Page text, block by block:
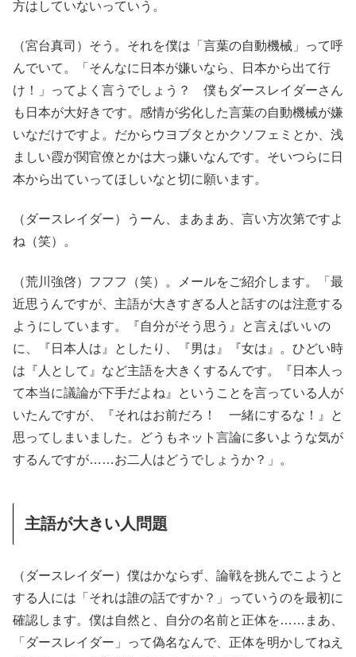
方はしていないっていう。
（宮台真司）そう。それを僕は「言葉の自動機械」って呼
んでいて。「そんなに日本が嫌いなら、日本から出て行
け！」ってよく言うでしょう？ 僕もダースレイダーさん
も日本が大好きです。感情が劣化した言葉の自動機械が嫌
いなだけですよ。だからウヨブタとかクソフェミとか、浅
ましい霞が関官僚とかは大っ嫌いなんです。そいつらに日
本から出ていってほしいなと切に願います。
（ダースレイダー）うーん、まあまあ、言い方次第ですよ
ね（笑）。
（荒川強啓）フフフ（笑）。メールをご紹介します。「最
近思うんですが、主語が大きすぎる人と話すのは注意する
ようにしています。『自分がそう思う』と言えばいいの
に、『日本人は』としたり、『男は』『女は』。ひどい時
は『人として』など主語を大きくするんです。『日本人っ
て本当に議論が下手だよね』ということを言っている人が
いたんですが、『それはお前だろ！ 一緒にするな！』と
思ってしまいました。どうもネット言論に多いような気が
するんですが……お二人はどうでしょうか？」。
主語が大きい人問題
（ダースレイダー）僕はかならず、論戦を挑んでこようと
する人には「それは誰の話ですか？」っていうのを最初に
確認します。僕は自然と、自分の名前と正体を……まあ、
「ダースレイダー」って偽名なんで、正体を明かしてねえ